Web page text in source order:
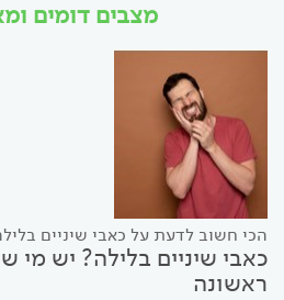
מצבים דומים
הכי חשוב לדעת על כאבי שיניים
כאבי שיניים בלילה? יש מי
ראשונה